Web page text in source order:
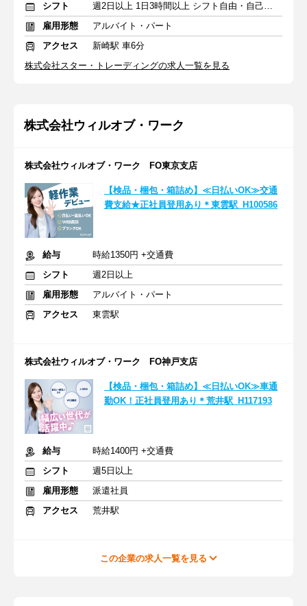
シフト
週2日以上 1日3時間以上 シフト自由・自己申告
雇用形態
アルバイト・パート
アクセス
新崎駅 車6分
株式会社スター・トレーディングの求人一覧を見る
株式会社ウィルオブ・ワーク
株式会社ウィルオブ・ワーク FO東京支店
【検品・梱包・箱詰め】≪日払いOK≫交通
費支給★正社員登用あり＊東雲駅_H100586
給与
時給1350円 +交通費
シフト
週2日以上
雇用形態
アルバイト・パート
アクセス
東雲駅
株式会社ウィルオブ・ワーク FO神戸支店
【検品・梱包・箱詰め】≪日払いOK≫車通
勤OK！正社員登用あり＊荒井駅_H117193
給与
時給1400円 +交通費
シフト
週5日以上
雇用形態
派遣社員
アクセス
荒井駅
この企業の求人一覧を見る